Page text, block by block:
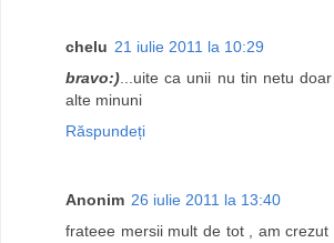
chelu 21 iulie 2011 la 10:29
bravo:)...uite ca unii nu tin netu
alte minuni
Răspundeți
Anonim 26 iulie 2011 la 13:40
frateee mersii mult de tot , am